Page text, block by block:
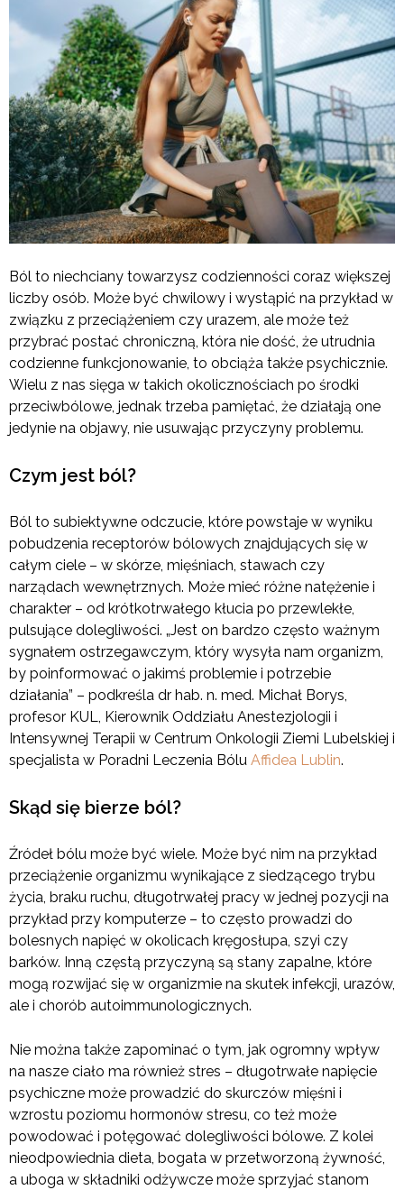
Ból to niechciany towarzysz codzienności coraz większej
liczby osób. Może być chwilowy i wystąpić na przykład w
związku z przeciążeniem czy urazem, ale może też
przybrać postać chroniczną, która nie dość, że utrudnia
codzienne funkcjonowanie, to obciąża także psychicznie.
Wielu z nas sięga w takich okolicznościach po środki
przeciwbólowe, jednak trzeba pamiętać, że działają one
jedynie na objawy, nie usuwając przyczyny problemu.
Czym jest ból?
Ból to subiektywne odczucie, które powstaje w wyniku
pobudzenia receptorów bólowych znajdujących się w
całym ciele – w skórze, mięśniach, stawach czy
narządach wewnętrznych. Może mieć różne natężenie i
charakter – od krótkotrwałego kłucia po przewlekłe,
pulsujące dolegliwości. „Jest on bardzo często ważnym
sygnałem ostrzegawczym, który wysyła nam organizm,
by poinformować o jakimś problemie i potrzebie
działania” – podkreśla dr hab. n. med. Michał Borys,
profesor KUL, Kierownik Oddziału Anestezjologii i
Intensywnej Terapii w Centrum Onkologii Ziemi Lubelskiej i
specjalista w Poradni Leczenia Bólu Affidea Lublin.
Skąd się bierze ból?
Źródeł bólu może być wiele. Może być nim na przykład
przeciążenie organizmu wynikające z siedzącego trybu
życia, braku ruchu, długotrwałej pracy w jednej pozycji na
przykład przy komputerze – to często prowadzi do
bolesnych napięć w okolicach kręgosłupa, szyi czy
barków. Inną częstą przyczyną są stany zapalne, które
mogą rozwijać się w organizmie na skutek infekcji, urazów,
ale i chorób autoimmunologicznych.
Nie można także zapominać o tym, jak ogromny wpływ
na nasze ciało ma również stres – długotrwałe napięcie
psychiczne może prowadzić do skurczów mięśni i
wzrostu poziomu hormonów stresu, co też może
powodować i potęgować dolegliwości bólowe. Z kolei
nieodpowiednia dieta, bogata w przetworzoną żywność,
a uboga w składniki odżywcze może sprzyjać stanom